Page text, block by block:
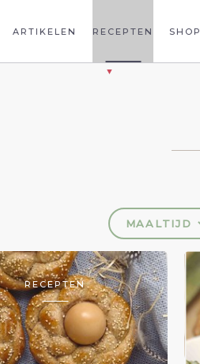
ARTIKELEN RECEPTEN SHOP
MAALTIJD
RECEPTEN